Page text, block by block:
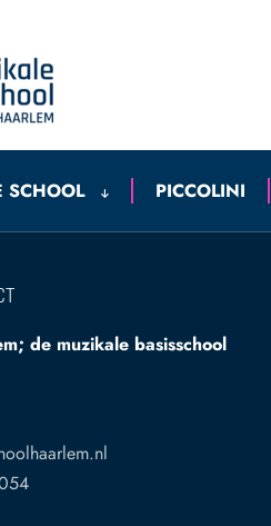
SCHOOL PICCOLINI
de muzikale basisschool